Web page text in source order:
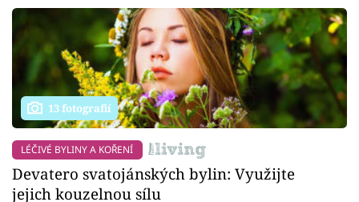
13 fotografií
LÉČIVÉ BYLINY A KOŘENÍ
Devatero svatojánských bylin: Využijte
jejich kouzelnou sílu